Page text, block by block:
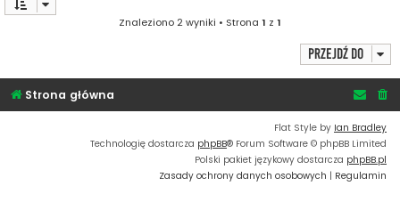
Znaleziono 2 wyniki • Strona 1 z 1
Przejdź do
Strona główna
Flat Style by Ian Bradley
Technologię dostarcza phpBB® Forum Software © phpBB Limited
Polski pakiet językowy dostarcza phpBB.pl
Zasady ochrony danych osobowych | Regulamin